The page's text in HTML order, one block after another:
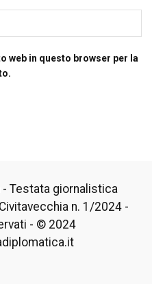
web in questo browser per la
- Testata giornalistica
n. 1/2024 -
- © 2024